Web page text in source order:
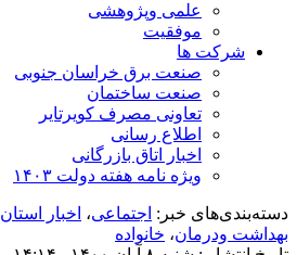
علمی وپژوهشی
موفقیت
شرکت ها
صنعت برق خراسان جنوبی
صنعت ساختمان
تعاونی مصرف کویرتایر
اطلاع رسانی
اخبار اتاق بازرگانی
ویژه نامه هفته دولت ۱۴۰۳
دسته‌بندی‌های خبر: اجتماعی، اخبار استان
بهداشت ودرمان، خانواده